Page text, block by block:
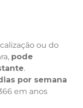
ou do
pode
.
por semana
em anos